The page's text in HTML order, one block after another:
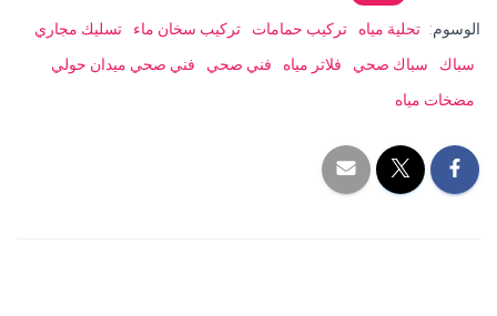
الوسوم: تحلية مياه تركيب حمامات تركيب سخان ماء
تسليك مجاري
سباك
سباك صحي فلاتر مياه فني صحي
فني صحي ميدان حولي
مضخات مياه